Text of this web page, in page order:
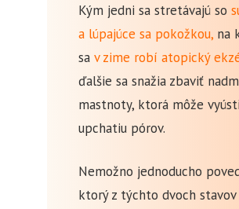
Kým jedni sa stretávajú so
a lúpajúce sa pokožkou, na
sa v zime robí atopický
ďalšie sa snažia zbaviť
mastnoty, ktorá môže
upchatiu pórov.
Nemožno jednoducho
ktorý z týchto dvoch stavov